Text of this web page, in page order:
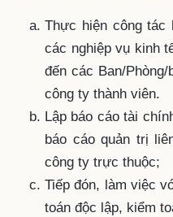
Thực hiện công tác
các nghiệp vụ kinh
đến các Ban/
công ty thành viên.
Lập báo cáo tài
báo cáo quản trị
công ty trực thuộc;
Tiếp đón, làm việc
toán độc lập, kiểm